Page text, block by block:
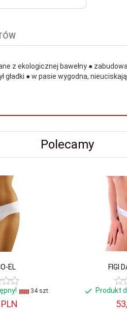
z ekologicznej bawełny ●
● w pasie wygodna,
Polecamy
EL
34 szt.
PLN
FIGI
Produkt
53,